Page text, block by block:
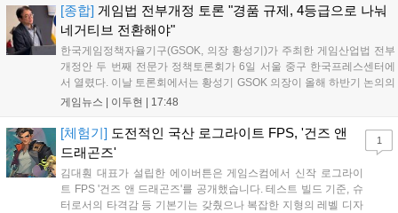
각기 다른 장르에서 이용자들의 기대를 모으고 있습니다....
[종합] 게임법 전부개정 토론 "경품 규제, 4등급으로 나눠
네거티브 전환해야"
한국게임정책자율기구(GSOK, 의장 황성기)가 주최한 게임산업법 전부
개정안 두 번째 전문가 정책토론회가 6일 서울 중구 한국프레스센터에
서 열렸다. 이날 토론회에서는 황성기 GSOK 의장이 올해 하반기 논의의
주요 쟁점과 성과를 짚은 데 이어, 박종현 한양대 법학전문대학원 교수
호사가 게임 등...
게임뉴스 | 이두현 | 17:48
[체험기] 도전적인 국산 로그라이트 FPS, '건즈 앤
드래곤즈'
김대훤 대표가 설립한 에이버튼은 게임스컴에서 신작 로그라이
트 FPS '건즈 앤 드래곤즈'를 공개했습니다. 테스트 빌드 기준, 슈
터로서의 타격감 등 기본기는 갖췄으나 복잡한 지형의 레벨 디자
1